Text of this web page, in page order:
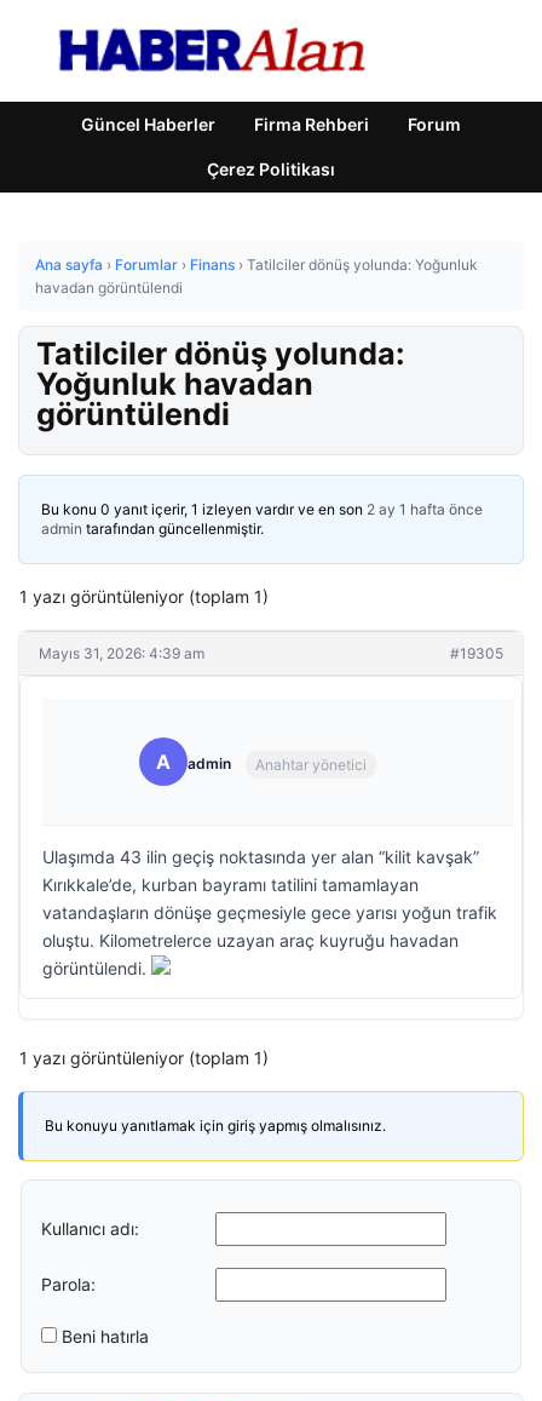
Güncel Haberler Firma Rehberi Forum
Çerez Politikası
Ana sayfa › Forumlar › Finans › Tatilciler dönüş yolunda: Yoğunluk
havadan görüntülendi
Tatilciler dönüş yolunda:
Yoğunluk havadan
görüntülendi
Bu konu 0 yanıt içerir, 1 izleyen vardır ve en son 2 ay 1 hafta önce
admin tarafından güncellenmiştir.
1 yazı görüntüleniyor (toplam 1)
Mayıs 31, 2026: 4:39 am #19305
A admin Anahtar yönetici
Ulaşımda 43 ilin geçiş noktasında yer alan “kilit kavşak”
Kırıkkale’de, kurban bayramı tatilini tamamlayan
vatandaşların dönüşe geçmesiyle gece yarısı yoğun trafik
oluştu. Kilometrelerce uzayan araç kuyruğu havadan
görüntülendi.
1 yazı görüntüleniyor (toplam 1)
Bu konuyu yanıtlamak için giriş yapmış olmalısınız.
Kullanıcı adı:
Parola:
Beni hatırla